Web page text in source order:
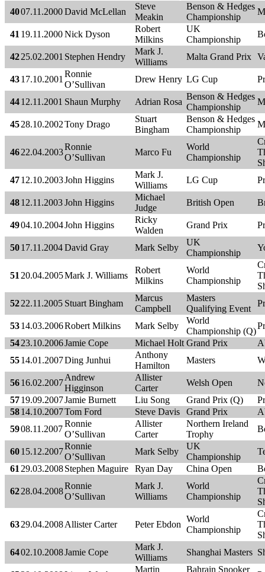
4007.11.2000David McLellan
Steve
Meakin
Benson & Hedges
Championship
41 19.11.2000Nick Dyson
Robert
Milkins
UK
Championship
4225.02.2001 Stephen Hendry
Mark J.
Williams
Malta Grand Prix
4317.10.2001
Ronnie
O’Sullivan
Drew Henry LG Cup
4412.11.2001 Shaun Murphy Adrian Rosa
Benson & Hedges
Championship
4528.10.2002Tony Drago
Stuart
Bingham
Benson & Hedges
Championship
4622.04.2003
Ronnie
O’Sullivan
Marco Fu
World
Championship
4712.10.2003John Higgins
Mark J.
Williams
LG Cup
4812.11.2003John Higgins
Michael
Judge
British Open
4904.10.2004John Higgins
Ricky
Walden
Grand Prix
5017.11.2004David Gray Mark Selby
UK
Championship
51 20.04.2005Mark J. Williams
Robert
Milkins
World
Championship
5222.11.2005 Stuart Bingham
Marcus
Campbell
Masters
Qualifying Event
5314.03.2006Robert Milkins Mark Selby
World
Championship (Q)
5423.10.2006Jamie Cope Michael Holt Grand Prix
5514.01.2007Ding Junhui
Anthony
Hamilton
Masters
5616.02.2007
Andrew
Higginson
Allister
Carter
Welsh Open
5719.09.2007Jamie Burnett Liu Song Grand Prix (Q)
5814.10.2007Tom Ford Steve Davis Grand Prix
5908.11.2007
Ronnie
O’Sullivan
Allister
Carter
Northern Ireland
Trophy
6015.12.2007
Ronnie
O’Sullivan
Mark Selby
UK
Championship
61 29.03.2008Stephen Maguire Ryan Day China Open
6228.04.2008
Ronnie
O’Sullivan
Mark J.
Williams
World
Championship
6329.04.2008Allister Carter Peter Ebdon
World
Championship
6402.10.2008Jamie Cope
Mark J.
Williams
Shanghai Masters
Martin Bahrain Snooker